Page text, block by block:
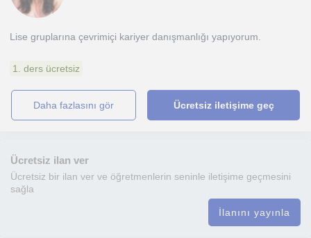
Lise gruplarına çevrimiçi kariyer danışmanlığı yapıyorum.
1. ders ücretsiz
daha fazlasını gör Ücretsiz iletişime geç
Ücretsiz ilan ver
Ücretsiz bir ilan ver ve öğretmenlerin seninle iletişime geçmesini
sağla
İlanını yayınla